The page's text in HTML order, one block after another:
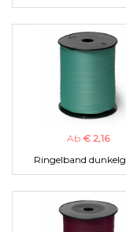
Ab € 2,16
Ringelband